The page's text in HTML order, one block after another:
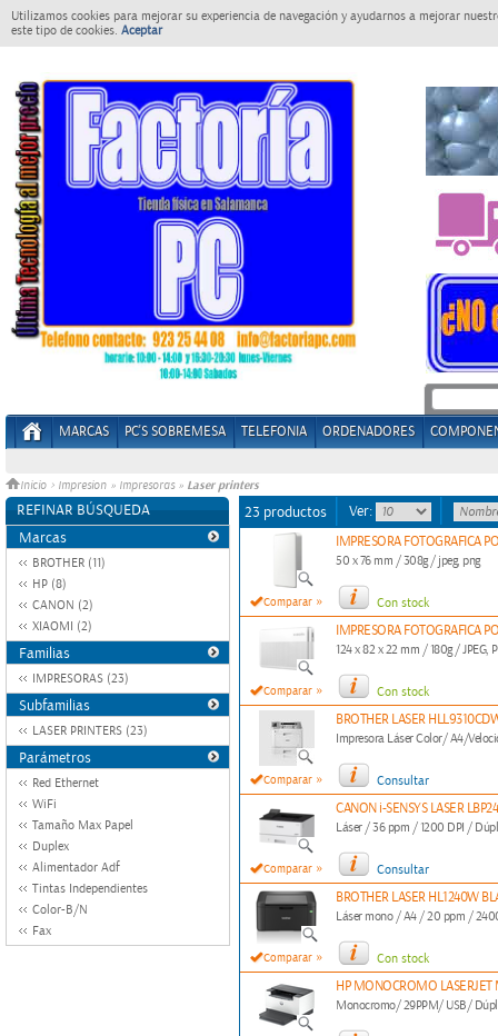
Utilizamos cookies para mejorar su experiencia de navegación y ayudarnos a mejorar
este tipo de cookies. Aceptar
MARCAS PC'S SOBREMESA TELEFONIA ORDENADORES
Inicio > Impresion » Impresoras » Laser printers
REFINAR BÚSQUEDA
Marcas
BROTHER (11)
HP (8)
CANON (2)
XIAOMI (2)
Familias
IMPRESORAS (23)
Subfamilias
LASER PRINTERS (23)
Parámetros
Red Ethernet
WiFi
Tamaño Max Papel
Duplex
Alimentador Adf
Tintas Independientes
Color-B/N
Fax
23 productos Ver:
Comparar »
IMPRESORA FOTOGRAFICA
50 x 76 mm / 308g / jpeg, png
Con stock
Comparar »
IMPRESORA FOTOGRAFICA
124 x 82 x 22 mm / 180g / JPEG,
Con stock
Comparar »
BROTHER LASER
Impresora Láser Color/ A4/
Consultar
Comparar »
CANON i-SENSYS LASER
Láser / 36 ppm / 1200 DPI /
Consultar
Comparar »
BROTHER LASER HL1240W
Láser mono / A4 / 20 ppm /
Con stock
HP MONOCROMO
Monocromo/ 29PPM/ USB/